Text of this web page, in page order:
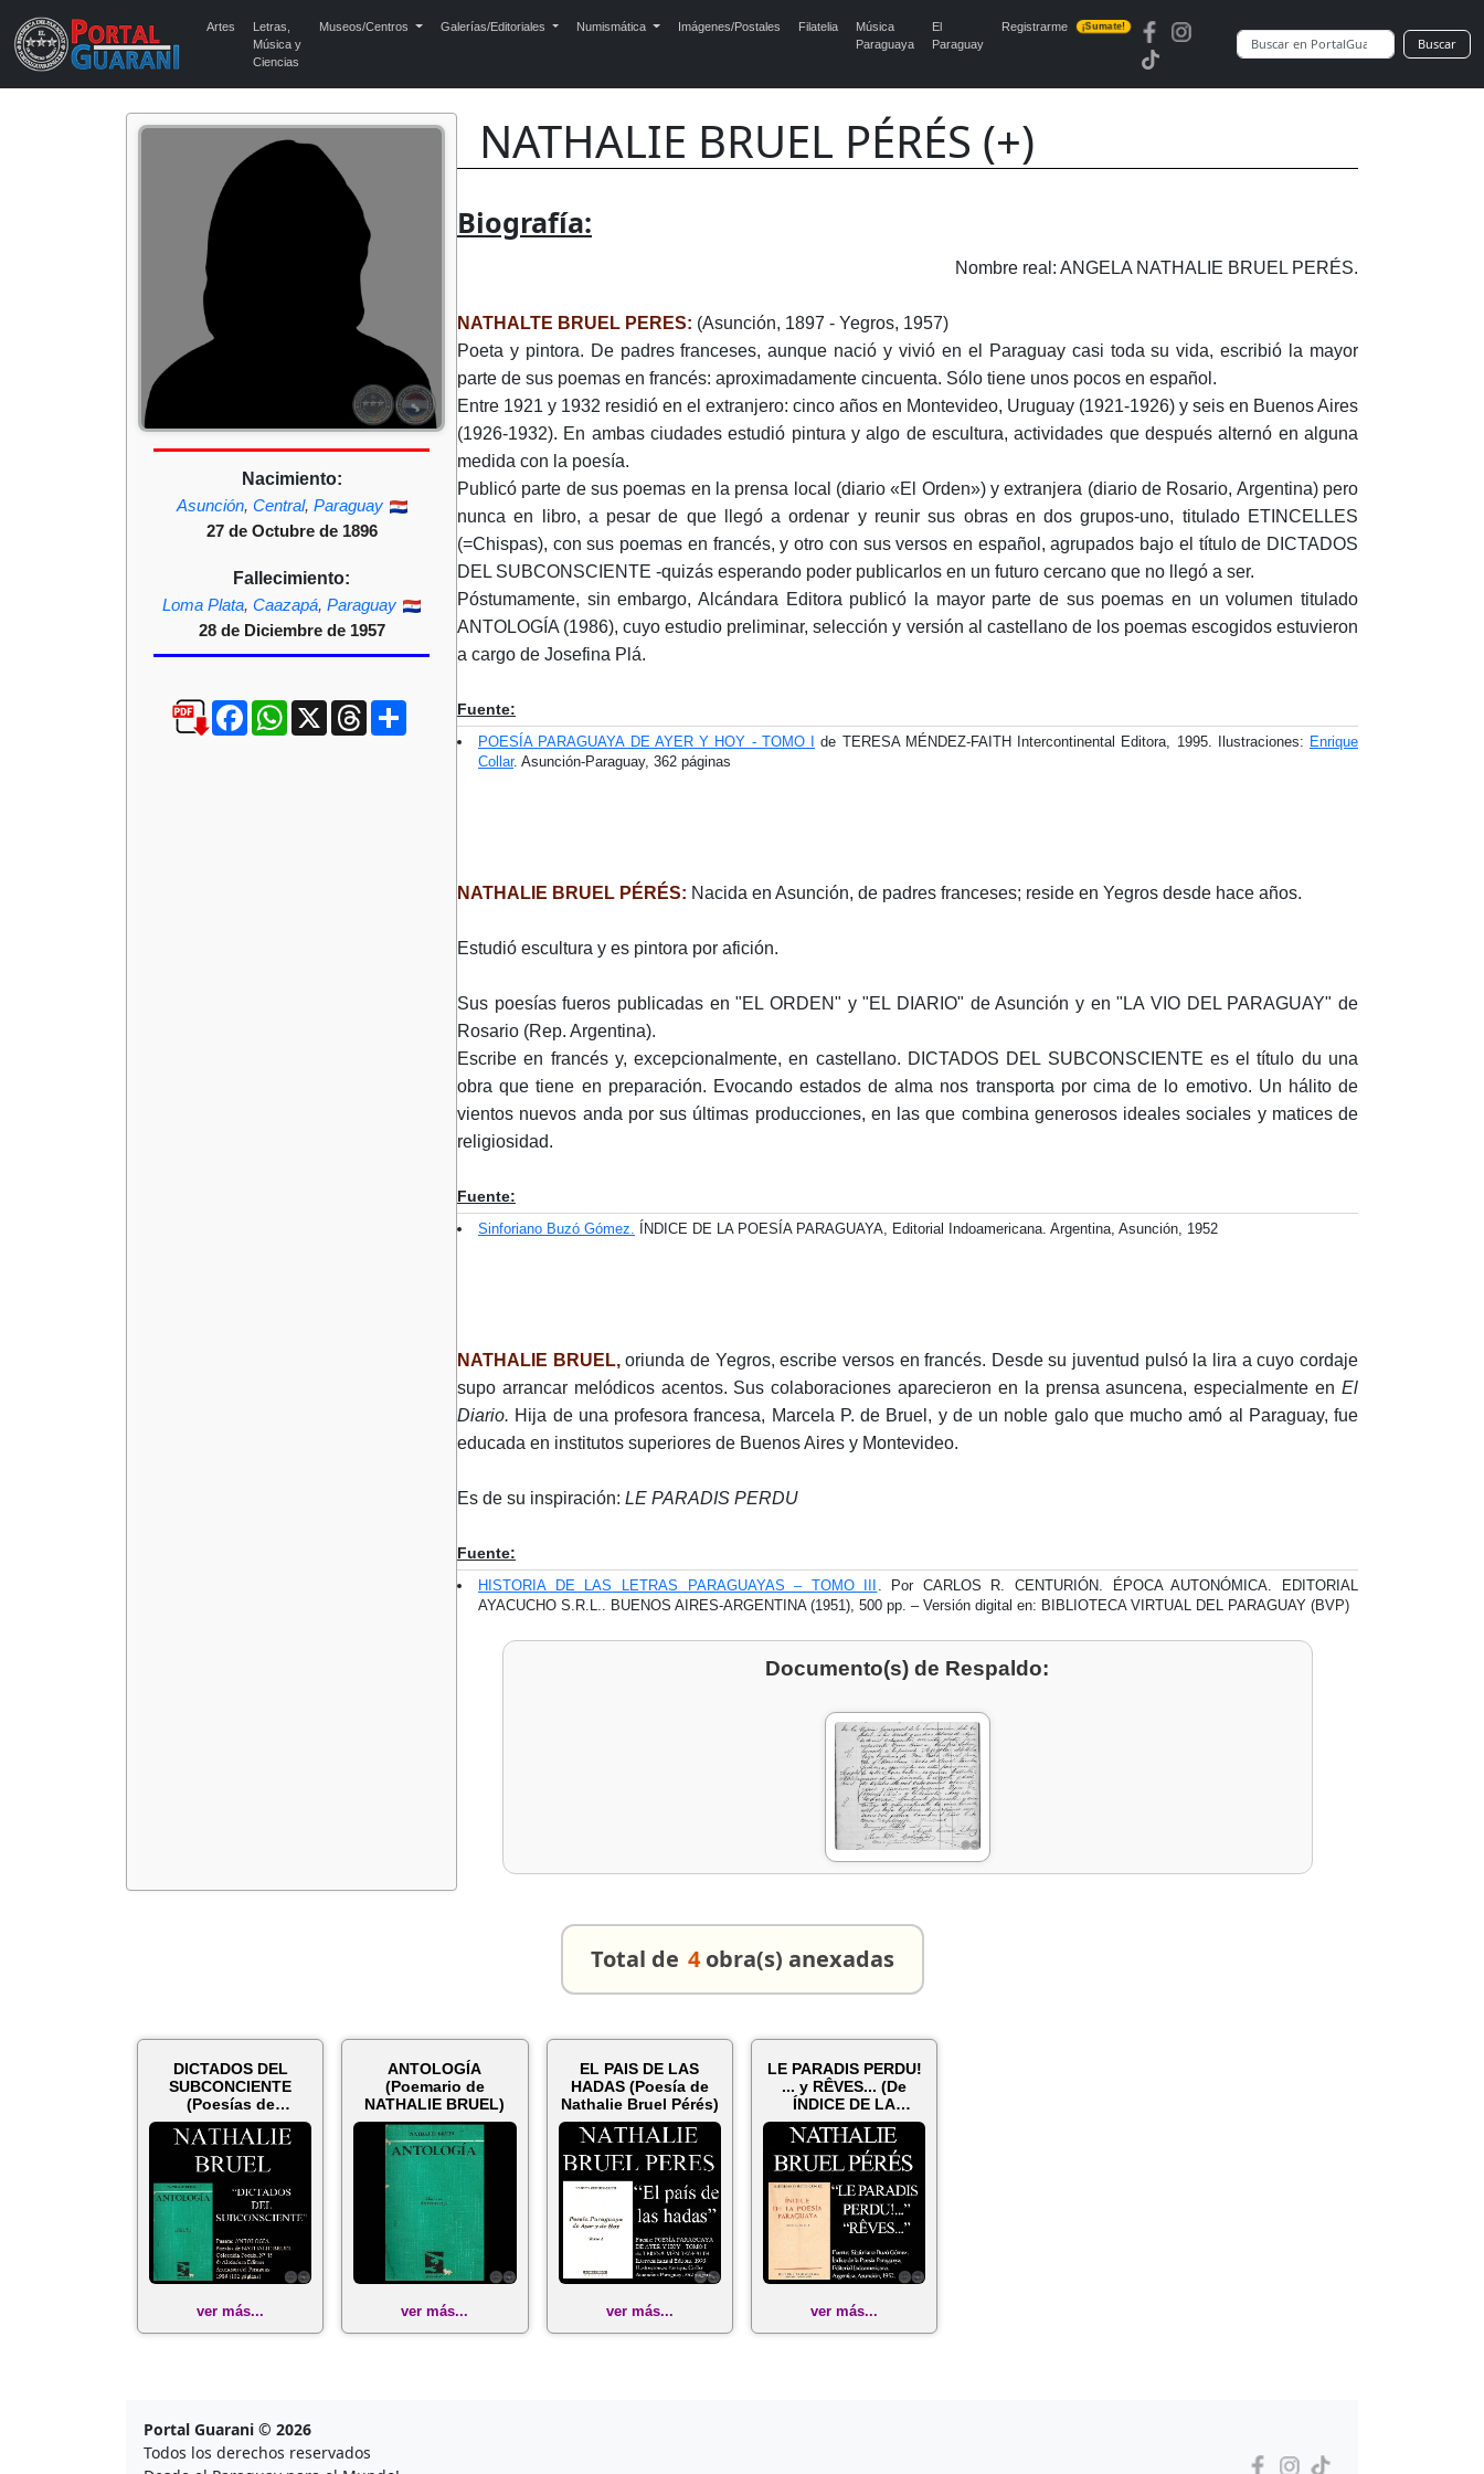
Artes
Letras,
Música y
Ciencias
Museos/Centros Galerías/Editoriales Numismática Imágenes/Postales Filatelia
Música
Paraguaya
El
Paraguay
Registrarme ¡Sumate!
Buscar
NATHALIE BRUEL PÉRÉS (+)
Nacimiento:
Asunción, Central, Paraguay
27 de Octubre de 1896
Fallecimiento:
Loma Plata, Caazapá, Paraguay
28 de Diciembre de 1957
FacebookWhatsApp
X ThreadsCompartir
Biografía:
Nombre real: ANGELA NATHALIE BRUEL PERÉS.
NATHALTE BRUEL PERES: (Asunción, 1897 - Yegros, 1957)
Poeta y pintora. De padres franceses, aunque nació y vivió en el Paraguay casi toda su vida, escribió la mayor
parte de sus poemas en francés: aproximadamente cincuenta. Sólo tiene unos pocos en español.
Entre 1921 y 1932 residió en el extranjero: cinco años en Montevideo, Uruguay (1921-1926) y seis en Buenos Aires
(1926-1932). En ambas ciudades estudió pintura y algo de escultura, actividades que después alternó en alguna
medida con la poesía.
Publicó parte de sus poemas en la prensa local (diario «El Orden») y extranjera (diario de Rosario, Argentina) pero
nunca en libro, a pesar de que llegó a ordenar y reunir sus obras en dos grupos-uno, titulado ETINCELLES
(=Chispas), con sus poemas en francés, y otro con sus versos en español, agrupados bajo el título de DICTADOS
DEL SUBCONSCIENTE -quizás esperando poder publicarlos en un futuro cercano que no llegó a ser.
Póstumamente, sin embargo, Alcándara Editora publicó la mayor parte de sus poemas en un volumen titulado
ANTOLOGÍA (1986), cuyo estudio preliminar, selección y versión al castellano de los poemas escogidos estuvieron
a cargo de Josefina Plá.
Fuente:
POESÍA PARAGUAYA DE AYER Y HOY - TOMO I de TERESA MÉNDEZ-FAITH Intercontinental Editora, 1995. Ilustraciones: Enrique
Collar. Asunción-Paraguay, 362 páginas
NATHALIE BRUEL PÉRÉS: Nacida en Asunción, de padres franceses; reside en Yegros desde hace años.
Estudió escultura y es pintora por afición.
Sus poesías fueros publicadas en "EL ORDEN" y "EL DIARIO" de Asunción y en "LA VIO DEL PARAGUAY" de
Rosario (Rep. Argentina).
Escribe en francés y, excepcionalmente, en castellano. DICTADOS DEL SUBCONSCIENTE es el título du una
obra que tiene en preparación. Evocando estados de alma nos transporta por cima de lo emotivo. Un hálito de
vientos nuevos anda por sus últimas producciones, en las que combina generosos ideales sociales y matices de
religiosidad.
Fuente:
Sinforiano Buzó Gómez. ÍNDICE DE LA POESÍA PARAGUAYA, Editorial Indoamericana. Argentina, Asunción, 1952
NATHALIE BRUEL,oriunda de Yegros, escribe versos en francés. Desde su juventud pulsó la lira a cuyo cordaje
supo arrancar melódicos acentos. Sus colaboraciones aparecieron en la prensa asuncena, especialmente en El
Diario. Hija de una profesora francesa, Marcela P. de Bruel, y de un noble galo que mucho amó al Paraguay, fue
educada en institutos superiores de Buenos Aires y Montevideo.
Es de su inspiración: LE PARADIS PERDU
Fuente:
HISTORIA DE LAS LETRAS PARAGUAYAS – TOMO III . Por CARLOS R. CENTURIÓN. ÉPOCA AUTONÓMICA. EDITORIAL
AYACUCHO S.R.L.. BUENOS AIRES-ARGENTINA (1951), 500 pp. – Versión digital en: BIBLIOTECA VIRTUAL DEL PARAGUAY (BVP)
Documento(s) de Respaldo:
Total de 4 obra(s) anexadas
DICTADOS DEL
SUBCONCIENTE
(Poesías de
NATHALIE BRUEL)
ver más...
ANTOLOGÍA
(Poemario de
NATHALIE BRUEL)
ver más...
EL PAIS DE LAS
HADAS (Poesía de
Nathalie Bruel Pérés)
ver más...
LE PARADIS PERDU!
... y RÊVES... (De
ÍNDICE DE LA
POESÍA de SINFO...
ver más...
Portal Guarani © 2026
Todos los derechos reservados